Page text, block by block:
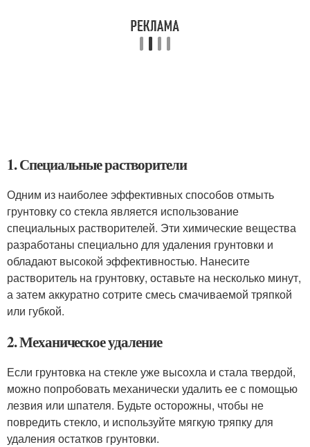
1. Специальные растворители
Одним из наиболее эффективных способов отмыть
грунтовку со стекла является использование
специальных растворителей. Эти химические вещества
разработаны специально для удаления грунтовки и
обладают высокой эффективностью. Нанесите
растворитель на грунтовку, оставьте на несколько минут,
а затем аккуратно сотрите смесь смачиваемой тряпкой
или губкой.
2. Механическое удаление
Если грунтовка на стекле уже высохла и стала твердой,
можно попробовать механически удалить ее с помощью
лезвия или шпателя. Будьте осторожны, чтобы не
повредить стекло, и используйте мягкую тряпку для
удаления остатков грунтовки.